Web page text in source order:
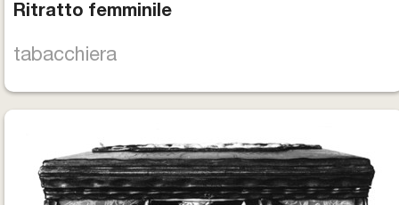
Ritratto femminile
tabacchiera